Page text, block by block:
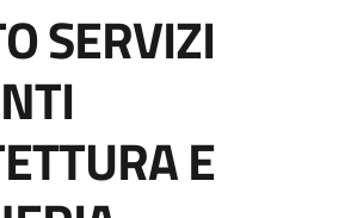
SERVIZI
E